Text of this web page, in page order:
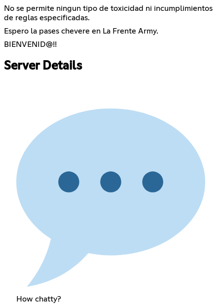
No se permite ningun tipo de toxicidad ni incumplimientos
de reglas especificadas.
Espero la pases chevere en La Frente Army.
BIENVENID@!!
Server Details
How chatty?